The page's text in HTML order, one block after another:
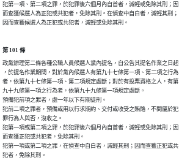
犯第一項、第二項之罪，於犯罪後六個月內自首者，減輕或免除其刑；因
而查獲候選人為正犯或共犯者，免除其刑。在偵查中自白者，減輕其刑；
因而查獲候選人為正犯或共犯者，減輕或免除其刑。
第 101 條
政黨辦理第二條各種公職人員候選人黨內提名，自公告其提名作業之日起
，於提名作業期間，對於黨內候選人有第九十七條第一項、第二項之行為
者，依第九十七條第一項、第二項規定處斷；對於有投票資格之人，有第
九十九條第一項之行為者，依第九十九條第一項規定處斷。
預備犯前項之罪者，處一年以下有期徒刑。
犯前二項之罪者，預備或用以行求期約、交付或收受之賄賂，不問屬於犯
罪行為人與否，沒收之。
犯第一項或第二項之罪，於犯罪後六個月內自首者，減輕或免除其刑；因
而查獲正犯或共犯者，免除其刑。
犯第一項或第二項之罪，在偵查中自白者，減輕其刑；因而查獲正犯或共
犯者，免除其刑。